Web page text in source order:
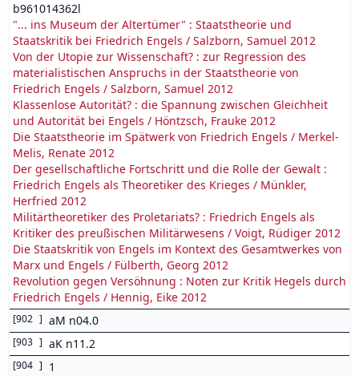
b961014362l
"... ins Museum der Altertümer" : Staatstheorie und
Staatskritik bei Friedrich Engels / Salzborn, Samuel 2012
Von der Utopie zur Wissenschaft? : zur Regression des
materialistischen Anspruchs in der Staatstheorie von
Friedrich Engels / Salzborn, Samuel 2012
Klassenlose Autorität? : die Spannung zwischen Gleichheit
und Autorität bei Engels / Höntzsch, Frauke 2012
Die Staatstheorie im Spätwerk von Friedrich Engels / Merkel-
Melis, Renate 2012
Der gesellschaftliche Fortschritt und die Rolle der Gewalt :
Friedrich Engels als Theoretiker des Krieges / Münkler,
Herfried 2012
Militärtheoretiker des Proletariats? : Friedrich Engels als
Kritiker des preußischen Militärwesens / Voigt, Rüdiger 2012
Die Staatskritik von Engels im Kontext des Gesamtwerkes von
Marx und Engels / Fülberth, Georg 2012
Revolution gegen Versöhnung : Noten zur Kritik Hegels durch
Friedrich Engels / Hennig, Eike 2012
[902 ] aM n04.0
[903 ] aK n11.2
[904 ] 1